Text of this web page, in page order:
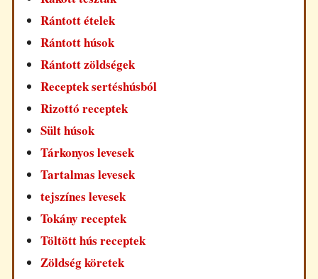
Rántott ételek
Rántott húsok
Rántott zöldségek
Receptek sertéshúsból
Rizottó receptek
Sült húsok
Tárkonyos levesek
Tartalmas levesek
tejszínes levesek
Tokány receptek
Töltött hús receptek
Zöldség köretek